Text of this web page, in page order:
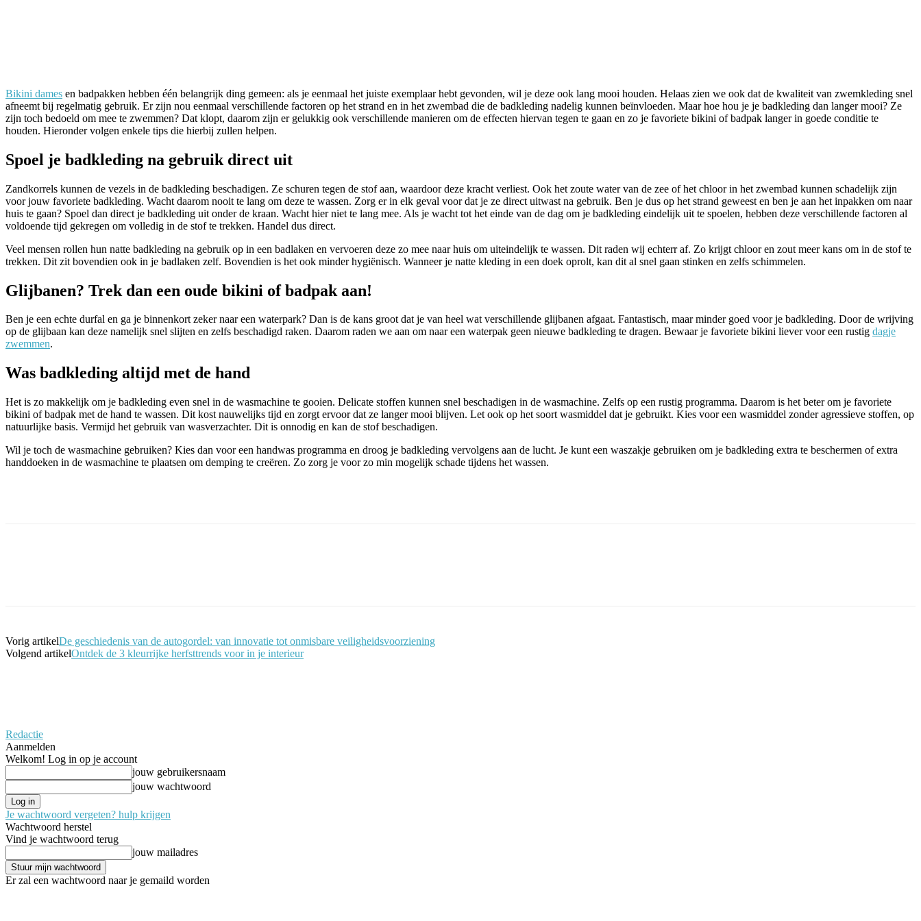
Bikini dames en badpakken hebben één belangrijk ding gemeen: als je eenmaal het juiste exemplaar hebt gevonden, wil je deze ook lang mooi houden. Helaas zien we ook dat de kwaliteit van zwemkleding snel
afneemt bij regelmatig gebruik. Er zijn nou eenmaal verschillende factoren op het strand en in het zwembad die de badkleding nadelig kunnen beïnvloeden. Maar hoe hou je je badkleding dan langer mooi? Ze
zijn toch bedoeld om mee te zwemmen? Dat klopt, daarom zijn er gelukkig ook verschillende manieren om de effecten hiervan tegen te gaan en zo je favoriete bikini of badpak langer in goede conditie te
houden. Hieronder volgen enkele tips die hierbij zullen helpen.
Spoel je badkleding na gebruik direct uit
Zandkorrels kunnen de vezels in de badkleding beschadigen. Ze schuren tegen de stof aan, waardoor deze kracht verliest. Ook het zoute water van de zee of het chloor in het zwembad kunnen schadelijk zijn
voor jouw favoriete badkleding. Wacht daarom nooit te lang om deze te wassen. Zorg er in elk geval voor dat je ze direct uitwast na gebruik. Ben je dus op het strand geweest en ben je aan het inpakken om naar
huis te gaan? Spoel dan direct je badkleding uit onder de kraan. Wacht hier niet te lang mee. Als je wacht tot het einde van de dag om je badkleding eindelijk uit te spoelen, hebben deze verschillende factoren al
voldoende tijd gekregen om volledig in de stof te trekken. Handel dus direct.
Veel mensen rollen hun natte badkleding na gebruik op in een badlaken en vervoeren deze zo mee naar huis om uiteindelijk te wassen. Dit raden wij echterr af. Zo krijgt chloor en zout meer kans om in de stof te
trekken. Dit zit bovendien ook in je badlaken zelf. Bovendien is het ook minder hygiënisch. Wanneer je natte kleding in een doek oprolt, kan dit al snel gaan stinken en zelfs schimmelen.
Glijbanen? Trek dan een oude bikini of badpak aan!
Ben je een echte durfal en ga je binnenkort zeker naar een waterpark? Dan is de kans groot dat je van heel wat verschillende glijbanen afgaat. Fantastisch, maar minder goed voor je badkleding. Door de wrijving
op de glijbaan kan deze namelijk snel slijten en zelfs beschadigd raken. Daarom raden we aan om naar een waterpak geen nieuwe badkleding te dragen. Bewaar je favoriete bikini liever voor een rustig dagje
zwemmen.
Was badkleding altijd met de hand
Het is zo makkelijk om je badkleding even snel in de wasmachine te gooien. Delicate stoffen kunnen snel beschadigen in de wasmachine. Zelfs op een rustig programma. Daarom is het beter om je favoriete
bikini of badpak met de hand te wassen. Dit kost nauwelijks tijd en zorgt ervoor dat ze langer mooi blijven. Let ook op het soort wasmiddel dat je gebruikt. Kies voor een wasmiddel zonder agressieve stoffen, op
natuurlijke basis. Vermijd het gebruik van wasverzachter. Dit is onnodig en kan de stof beschadigen.
Wil je toch de wasmachine gebruiken? Kies dan voor een handwas programma en droog je badkleding vervolgens aan de lucht. Je kunt een waszakje gebruiken om je badkleding extra te beschermen of extra
handdoeken in de wasmachine te plaatsen om demping te creëren. Zo zorg je voor zo min mogelijk schade tijdens het wassen.
Vorig artikelDe geschiedenis van de autogordel: van innovatie tot onmisbare veiligheidsvoorziening
Volgend artikelOntdek de 3 kleurrijke herfsttrends voor in je interieur
Redactie
Aanmelden
Welkom! Log in op je account
jouw gebruikersnaam
jouw wachtwoord
Je wachtwoord vergeten? hulp krijgen
Wachtwoord herstel
Vind je wachtwoord terug
jouw mailadres
Er zal een wachtwoord naar je gemaild worden